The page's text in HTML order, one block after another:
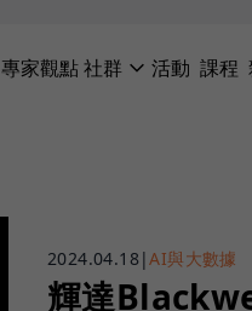
專家觀點社群 活動 課程
2024.04.18|AI與大數據
輝達